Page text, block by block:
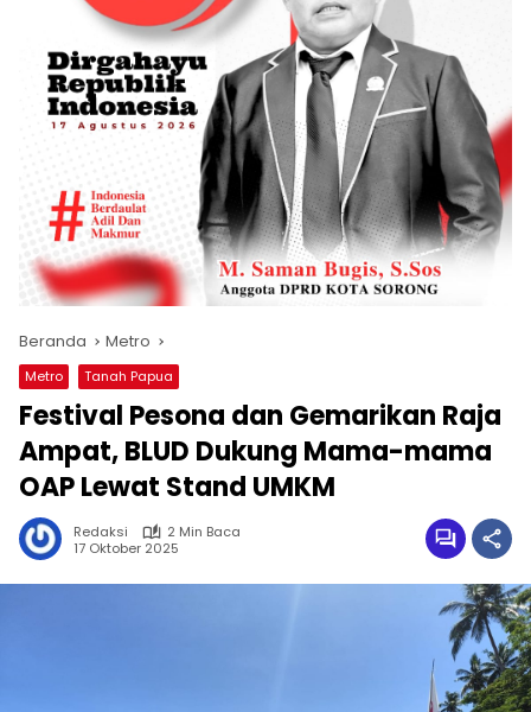
Beranda Metro
Metro Tanah Papua
Festival Pesona dan Gemarikan Raja
Ampat, BLUD Dukung Mama-mama
OAP Lewat Stand UMKM
Redaksi
2 Min Baca
17 Oktober 2025